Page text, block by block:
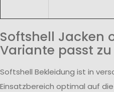
Softshell Jacken
Variante passt
Softshell Bekleidung ist in
Einsatzbereich optimal auf